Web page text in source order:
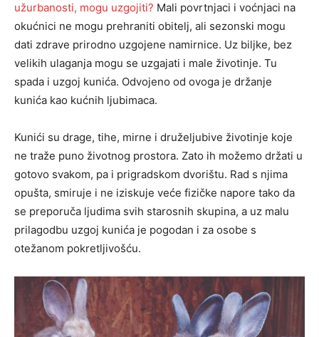
užurbanosti, mogu uzgojiti? Mali povrtnjaci i voćnjaci na
okućnici ne mogu prehraniti obitelj, ali sezonski mogu
dati zdrave prirodno uzgojene namirnice. Uz biljke, bez
velikih ulaganja mogu se uzgajati i male životinje. Tu
spada i uzgoj kunića. Odvojeno od ovoga je držanje
kunića kao kućnih ljubimaca.
Kunići su drage, tihe, mirne i druželjubive životinje koje
ne traže puno životnog prostora. Zato ih možemo držati u
gotovo svakom, pa i prigradskom dvorištu. Rad s njima
opušta, smiruje i ne iziskuje veće fizičke napore tako da
se preporuča ljudima svih starosnih skupina, a uz malu
prilagodbu uzgoj kunića je pogodan i za osobe s
otežanom pokretljivošću.